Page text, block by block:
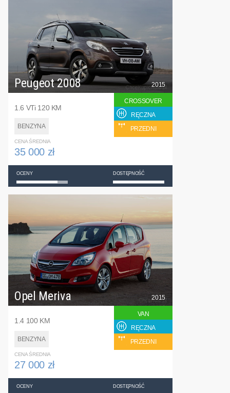
Peugeot 2008
1.6 VTi 120 KM
BENZYNA
2015
CROSSOVER
RĘCZNA
PRZEDNI
CENA ŚREDNIA
35 000 zł
OCENY DOSTĘPNOŚĆ
Opel Meriva
1.4 100 KM
BENZYNA
2015
VAN
RĘCZNA
PRZEDNI
CENA ŚREDNIA
27 000 zł
OCENY DOSTĘPNOŚĆ